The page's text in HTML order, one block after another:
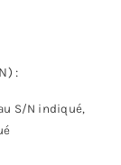
:
S/N indiqué,